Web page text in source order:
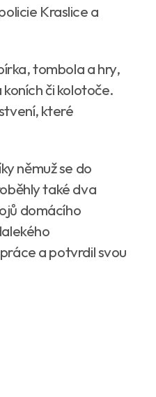
Kraslice a
tombola a hry,
či kolotoče.
které
němuž se do
také dva
domácího
a potvrdil svou